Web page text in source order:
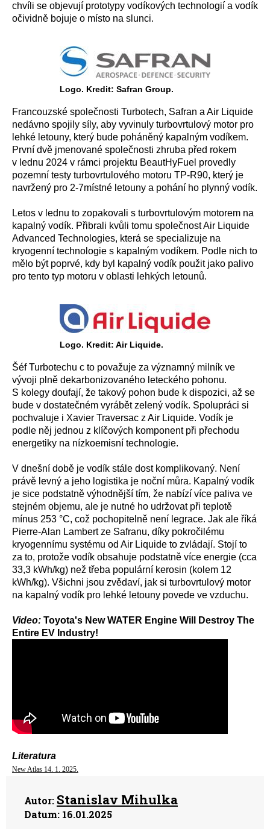
chvíli se objevují prototypy vodíkových technologií a vodík
očividně bojuje o místo na slunci.
Logo. Kredit: Safran Group.
Francouzské společnosti Turbotech, Safran a Air Liquide
nedávno spojily síly, aby vyvinuly turbovrtulový motor pro
lehké letouny, který bude poháněný kapalným vodíkem.
První dvě jmenované společnosti zhruba před rokem
v lednu 2024 v rámci projektu BeautHyFuel provedly
pozemní testy turbovrtulového motoru TP-R90, který je
navržený pro 2-7místné letouny a pohání ho plynný vodík.
Letos v lednu to zopakovali s turbovrtulovým motorem na
kapalný vodík. Přibrali kvůli tomu společnost Air Liquide
Advanced Technologies, která se specializuje na
kryogenní technologie s kapalným vodíkem. Podle nich to
mělo být poprvé, kdy byl kapalný vodík použit jako palivo
pro tento typ motoru v oblasti lehkých letounů.
Logo. Kredit: Air Liquide.
Šéf Turbotechu c to považuje za významný milník ve
vývoji plně dekarbonizovaného leteckého pohonu.
S kolegy doufají, že takový pohon bude k dispozici, až se
bude v dostatečném vyrábět zelený vodík. Spolupráci si
pochvaluje i Xavier Traversac z Air Liquide. Vodík je
podle něj jednou z klíčových komponent při přechodu
energetiky na nízkoemisní technologie.
V dnešní době je vodík stále dost komplikovaný. Není
právě levný a jeho logistika je noční můra. Kapalný vodík
je sice podstatně výhodnější tím, že nabízí více paliva ve
stejném objemu, ale je nutné ho udržovat při teplotě
mínus 253 °C, což pochopitelně není legrace. Jak ale říká
Pierre-Alan Lambert ze Safranu, díky pokročilému
kryogennímu systému od Air Liquide to zvládají. Stojí to
za to, protože vodík obsahuje podstatně více energie (cca
33,3 kWh/kg) než třeba populární kerosin (kolem 12
kWh/kg). Všichni jsou zvědaví, jak si turbovrtulový motor
na kapalný vodík pro lehké letouny povede ve vzduchu.
Video: Toyota's New WATER Engine Will Destroy The
Entire EV Industry!
Literatura
New Atlas 14. 1. 2025.
Autor: Stanislav Mihulka
Datum: 16.01.2025